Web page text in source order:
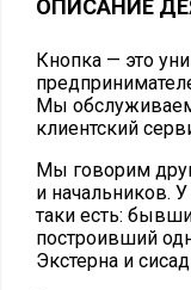
ОПИСАНИЕ
Кнопка — это
Мы
клиентский
Мы говорим
и начальников.
таки есть:
построивший
Экстерна и